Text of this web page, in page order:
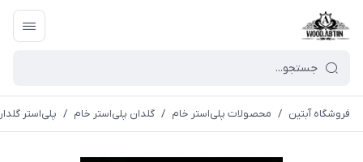
فروشگاه آبتین / محصولات پلی‌استر خام / گلدان پلی‌استر خام / پلی‌استر